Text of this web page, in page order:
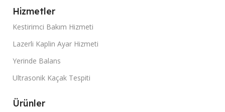
Hizmetler
Kestirimci Bakım Hizmeti
Lazerli Kaplin Ayar Hizmeti
Yerinde Balans
Ultrasonik Kaçak Tespiti
Ürünler